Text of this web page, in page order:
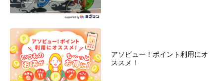
アソビュー！ポイント利用にオ
ススメ！